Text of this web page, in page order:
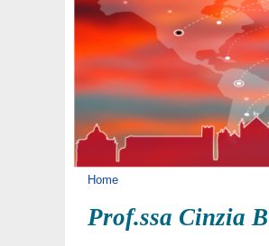
Tu sei qui
Home
Prof.ssa Cinzia